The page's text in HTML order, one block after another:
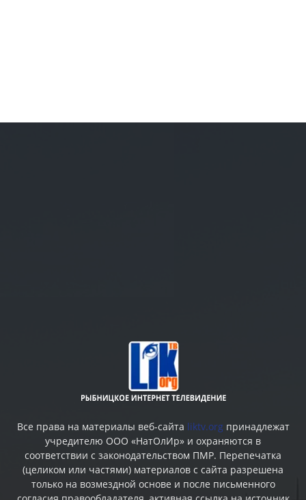
Все права на материалы веб-сайта liktv.org принадлежат
учредителю ООО «НатОлИр» и охраняются в
соответствии с законодательством ПМР. Перепечатка
(целиком или частями) материалов c сайта разрешена
только на возмездной основе и после письменного